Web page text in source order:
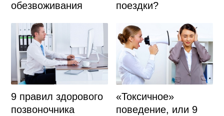
обезвоживания
поездки?
9 правил здорового
позвоночника
«Токсичное»
поведение, или 9